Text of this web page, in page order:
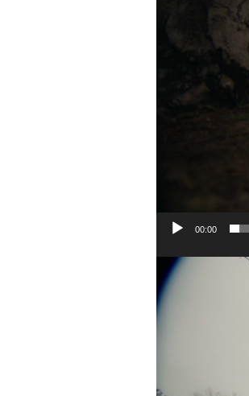
00:00
Відеопрогравач